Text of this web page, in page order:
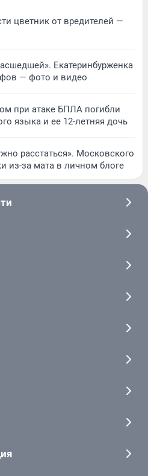
цветник от вредителей —
Екатеринбурженка
— фото и видео
при атаке БПЛА погибли
языка и ее 12-летняя дочь
расстаться». Московского
из-за мата в личном блоге